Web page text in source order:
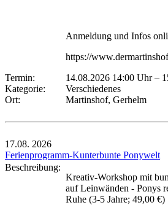
Anmeldung und Infos
https://
Termin:
14.08.2026 14:00 Uhr–
Kategorie:
Verschiedenes
Ort:
Martinshof, Gerhelm
17.08. 2026
Ferienprogramm-Kunterbunte Ponywelt
Beschreibung:
Kreativ-Workshop mit
auf Leinwänden - Ponys
Ruhe (3-5 Jahre; 49,00 €)